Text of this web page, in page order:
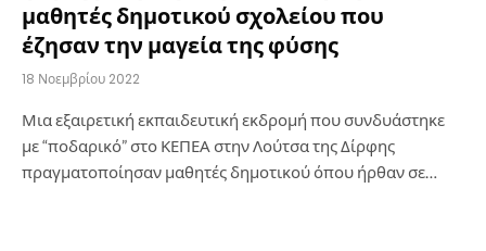
μαθητές δημοτικού σχολείου που
έζησαν την μαγεία της φύσης
18 Νοεμβρίου 2022
Μια εξαιρετική εκπαιδευτική εκδρομή που συνδυάστηκε
με “ποδαρικό” στο ΚΕΠΕΑ στην Λούτσα της Δίρφης
πραγματοποίησαν μαθητές δημοτικού όπου ήρθαν σε…